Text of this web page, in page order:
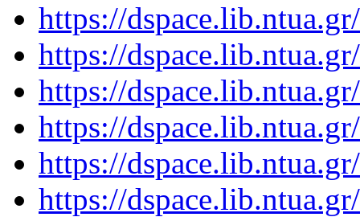
https://
https://
https://
https://
https://
https://